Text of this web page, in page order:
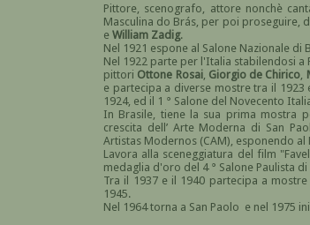
Pittore, scenografo, attore nonchè
Masculina do Brás , per poi proseguire,
e William Zadig.
Nel 1921 espone al Salone Nazionale
Nel 1922 parte per l'Italia stabilendosi a
pittori Ottone Rosai, Giorgio de Chirico
e partecipa a diverse mostre tra il 1923
1924, ed il 1 ° Salone del Novecento
In Brasile, tiene la sua prima mostra
crescita dell’ Arte Moderna di San
Artistas Modernos (CAM), esponendo al
Lavora alla sceneggiatura del film
medaglia d'oro del 4 ° Salone Paulista di
Tra il 1937 e il 1940 partecipa a
1945.
Nel 1964 torna a San Paolo e nel 1975